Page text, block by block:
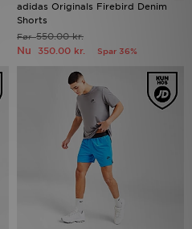
adidas Originals Firebird Denim
Shorts
Før550.00 kr.
Nu 350.00 kr. Spar 36%